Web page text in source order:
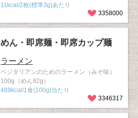
11kcal/2枚(標準3g)あたり
3358000
めん・即席麺・即席カップ麺
ラーメン
ベジタリアンのためのラーメン（みそ味）
100g（めん92g）
489kcal/1食(100g)当たり
3346317